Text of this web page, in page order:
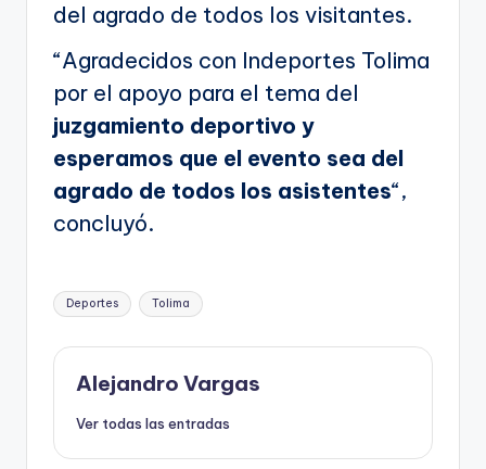
del agrado de todos los visitantes.
“Agradecidos con Indeportes Tolima
por el apoyo para el tema del
juzgamiento deportivo y
esperamos que el evento sea del
agrado de todos los asistentes“,
concluyó.
Etiquetas:
Deportes Tolima
Alejandro Vargas
Ver todas las entradas